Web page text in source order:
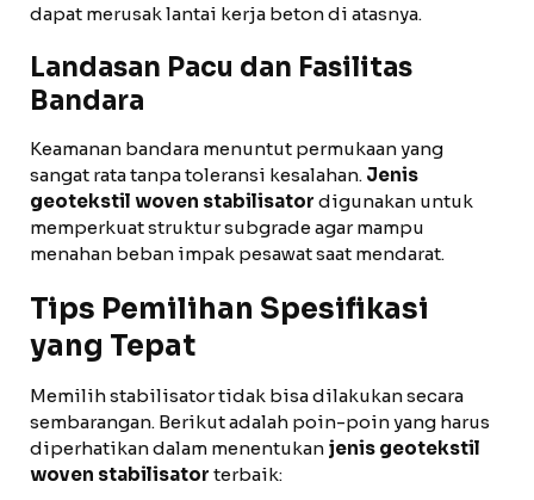
dapat merusak lantai kerja beton di atasnya.
Landasan Pacu dan Fasilitas
Bandara
Keamanan bandara menuntut permukaan yang
sangat rata tanpa toleransi kesalahan. Jenis
geotekstil woven stabilisator digunakan untuk
memperkuat struktur subgrade agar mampu
menahan beban impak pesawat saat mendarat.
Tips Pemilihan Spesifikasi
yang Tepat
Memilih stabilisator tidak bisa dilakukan secara
sembarangan. Berikut adalah poin-poin yang harus
diperhatikan dalam menentukan jenis geotekstil
woven stabilisator terbaik: